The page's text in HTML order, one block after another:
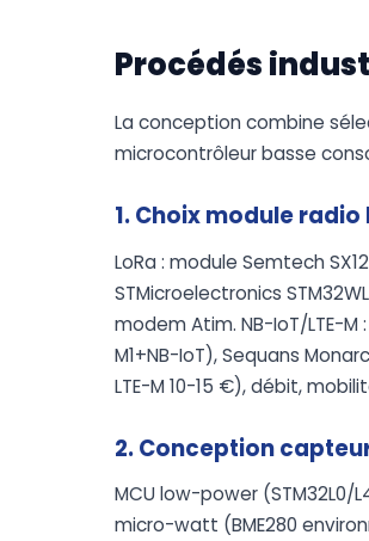
Procédés
La conception combine
microcontrôleur basse
1. Choix module radio
LoRa : module Semtech
STMicroelectronics
modem Atim. NB-IoT/LTE-
M1+NB-IoT), Sequans
LTE-M 10-15 €), débit,
2. Conception
MCU low-power (STM32L0/
micro-watt (BME280